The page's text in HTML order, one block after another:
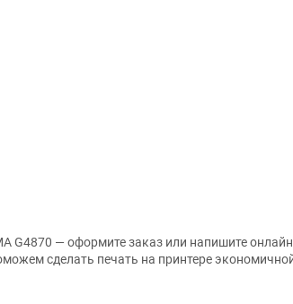
сделать печать на принтере экономичной.